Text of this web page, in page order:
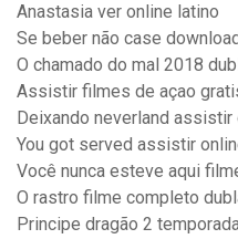
Anastasia ver online latino
Se beber não case
O chamado do mal 2018
Assistir filmes de açao
Deixando neverland assistir
You got served assistir
Você nunca esteve aqui
O rastro filme completo
Principe dragão 2